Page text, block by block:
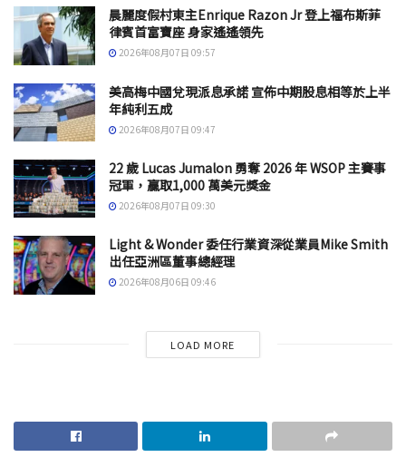
晨麗度假村東主Enrique Razon Jr 登上福布斯菲
律賓首富寶座 身家遙遙領先
2026年08月07日 09:57
美高梅中國兌現派息承諾 宣佈中期股息相等於上半
年純利五成
2026年08月07日 09:47
22 歲 Lucas Jumalon 勇奪 2026 年 WSOP 主賽事
冠軍，贏取1,000 萬美元獎金
2026年08月07日 09:30
Light & Wonder 委任行業資深從業員Mike Smith
出任亞洲區董事總經理
2026年08月06日 09:46
LOAD MORE